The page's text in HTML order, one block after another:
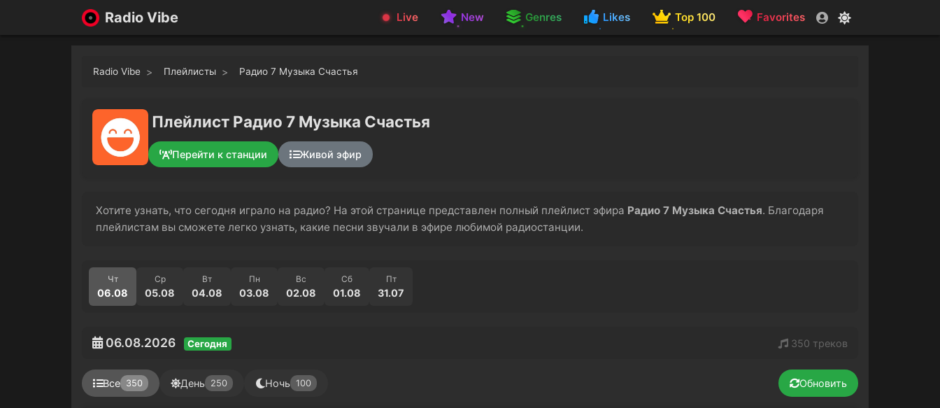
Radio Vibe Live New Genres Likes Top 100 Favorites
Radio Vibe Плейлисты Радио 7 Музыка Счастья
Плейлист Радио 7 Музыка Счастья
Перейти к станции Живой эфир
Хотите узнать, что сегодня играло на радио? На этой странице представлен полный плейлист эфира Радио 7 Музыка Счастья. Благодаря
плейлистам вы сможете легко узнать, какие песни звучали в эфире любимой радиостанции.
Чт
06.08
Ср
05.08
Вт
04.08
Пн
03.08
Вс
02.08
Сб
01.08
Пт
31.07
06.08.2026 Сегодня 350 треков
Все 350 День 250 Ночь 100 Обновить